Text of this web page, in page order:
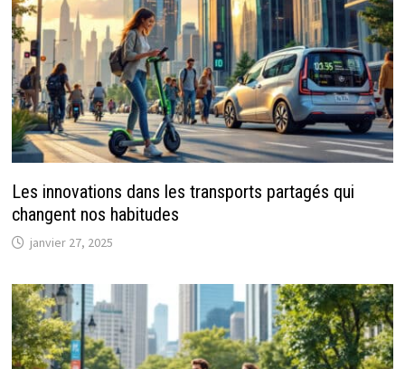
Les innovations dans les transports partagés qui
changent nos habitudes
janvier 27, 2025